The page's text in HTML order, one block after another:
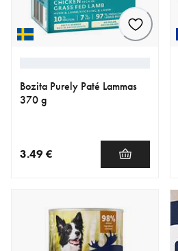
Bozita Purely Paté Lammas
370 g
3.49 €